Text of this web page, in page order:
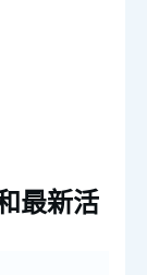
最新活